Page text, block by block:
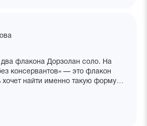
флакона Дорзолан соло. На
консервантов» — это флакон
хочет найти именно такую форму